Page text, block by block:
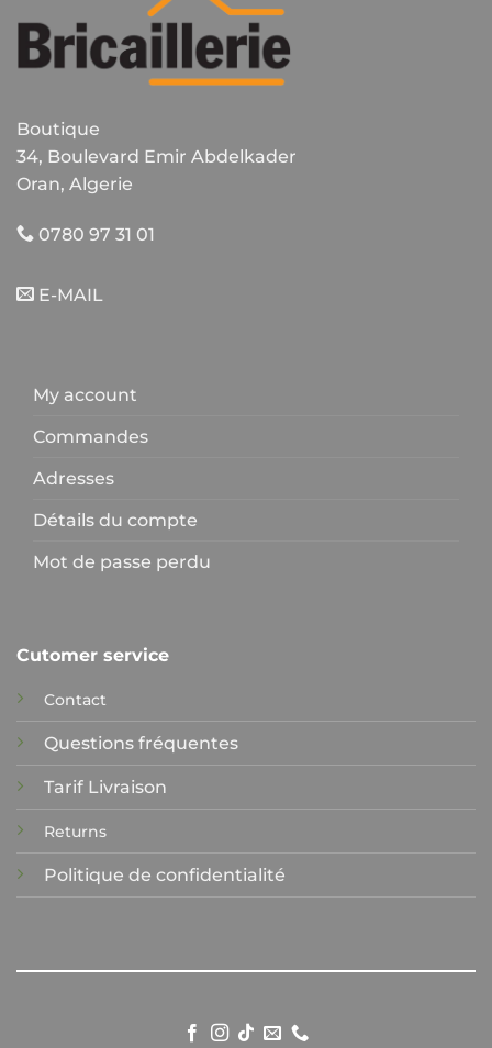
Boutique
34, Boulevard Emir Abdelkader
Oran, Algerie
0780 97 31 01
E-MAIL
My account
Commandes
Adresses
Détails du compte
Mot de passe perdu
Cutomer service
Contact
Questions fréquentes
Tarif Livraison
Returns
Politique de confidentialité